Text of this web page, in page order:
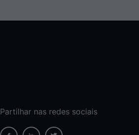
Partilhar nas redes sociais